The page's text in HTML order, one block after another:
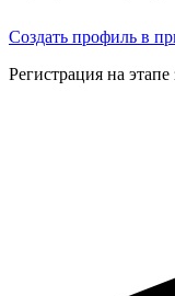
Создать профиль в
Регистрация на